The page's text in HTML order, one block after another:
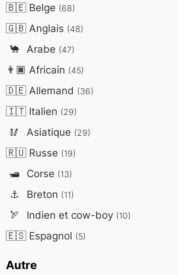
🇧🇪Belge (68)
🇬🇧Anglais (48)
🐪 Arabe (47)
👨🏿 Africain (45)
🇩🇪Allemand (36)
🇮🇹Italien (29)
🥢 Asiatique (29)
🇷🇺Russe (19)
🛥️ Corse (13)
⚓ Breton (11)
🏹 Indien et cow-boy (10)
🇪🇸Espagnol (5)
Autre